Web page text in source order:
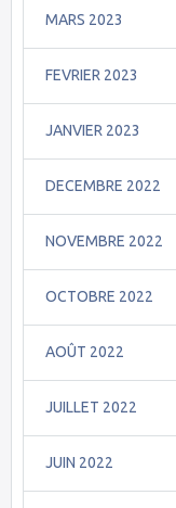
MARS 2023
FEVRIER 2023
JANVIER 2023
DECEMBRE 2022
NOVEMBRE 2022
OCTOBRE 2022
AOÛT 2022
JUILLET 2022
JUIN 2022